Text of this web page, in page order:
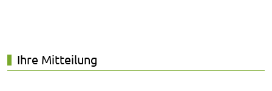
Ihre Mitteilung